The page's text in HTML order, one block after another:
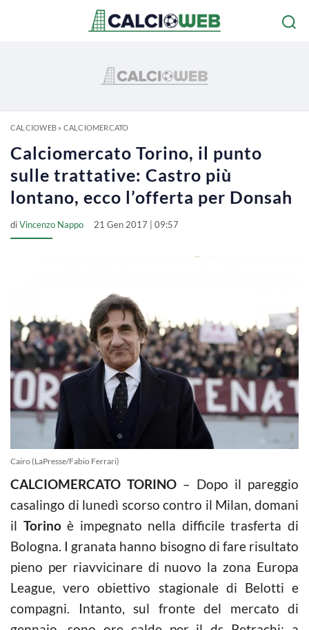
CALCIOWEB» CALCIOMERCATO
Calciomercato Torino, il punto
sulle trattative: Castro più
lontano, ecco l’offerta per Donsah
diVincenzo Nappo 21 Gen 2017 | 09:57
Cairo (LaPresse/Fabio Ferrari)
CALCIOMERCATO TORINO – Dopo il pareggio
casalingo di lunedì scorso contro il Milan, domani
il Torinoè impegnato nella difficile trasferta di
Bologna. I granata hanno bisogno di fare risultato
pieno per riavvicinare di nuovo la zona Europa
League, vero obiettivo stagionale di Belotti e
compagni. Intanto, sul fronte del mercato di